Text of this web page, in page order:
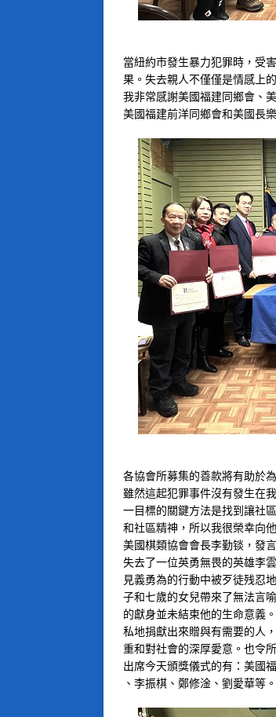
當紐約市發生暴力犯罪時，受
果。失去親人不僅僅是情感上
我非常感謝美國福建同鄉會、
美國福建前洋同鄉會和美國長
各協會所募集的善款將有助於
雖然這起犯罪事件沒有發生在
一目標的關鍵方法是找到讓社
和社區精神，所以我很榮幸向
美國棋類協會會長李勤锬，發
失去了一位英勇無畏的英雄李
見義勇為的行動中被歹徒残忍
子和七歲的女兒帶來了無法言
的獻身並未結束他的生命意義
私地捐獻出來贈與有需要的人
重和對社會的深厚愛意。也令
出席今天頒獎儀式的有：美國
、李振棋、鄭修淦、劉愛華等。